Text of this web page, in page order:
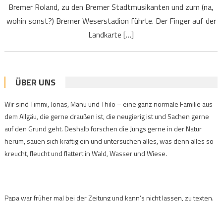
Bremer Roland, zu den Bremer Stadtmusikanten und zum (na,
wohin sonst?) Bremer Weserstadion führte. Der Finger auf der
Landkarte […]
ÜBER UNS
Wir sind Timmi, Jonas, Manu und Thilo – eine ganz normale Familie aus
dem Allgäu, die gerne draußen ist, die neugierig ist und Sachen gerne
auf den Grund geht. Deshalb forschen die Jungs gerne in der Natur
herum, sauen sich kräftig ein und untersuchen alles, was denn alles so
kreucht, fleucht und flattert in Wald, Wasser und Wiese.
Papa war früher mal bei der Zeitung und kann’s nicht lassen, zu texten.